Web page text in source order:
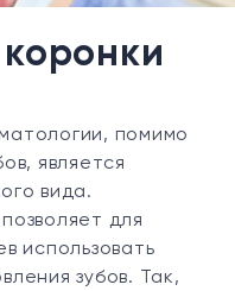
помимо
является
вида.
для
использовать
зубов. Так,